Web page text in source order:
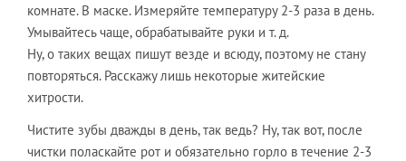
комнате. В маске. Измеряйте температуру 2-3 раза в день.
Умывайтесь чаще, обрабатывайте руки и т. д.
​Ну, о таких вещах пишут везде и всюду, поэтому не стану
повторяться. Расскажу лишь некоторые житейские
хитрости.
​Чистите зубы дважды в день, так ведь? Ну, так вот, после
чистки поласкайте рот и обязательно горло в течение 2-3